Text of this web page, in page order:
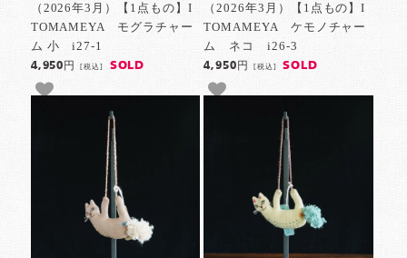
（2026年3月）【1点もの】I
TOMAMEYA モグラチャー
ム 小 i27-1
4,950円[税込] SOLD
（2026年3月）【1点もの】I
TOMAMEYA ケモノチャー
ム ネコ i26-3
4,950円 [税込] SOLD